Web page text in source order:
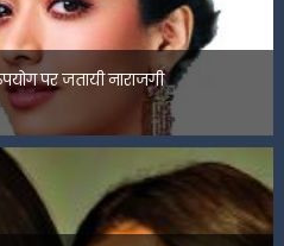
पर जतायी नाराजगी